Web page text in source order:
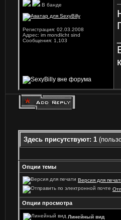
В банде
Регистрация: 02.03.2008
Адрес: im mondlicht sind
Сообщения: 1,103
Здесь присутствуют: 1
Опции темы
Версия для
Опции просмотра
Линейный вид